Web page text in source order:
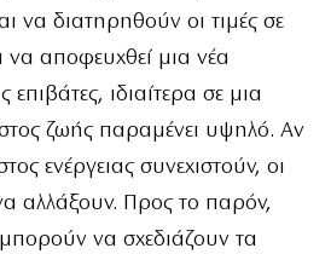
να διατηρηθούν οι τιμές σε
να αποφευχθεί μια νέα
ιδιαίτερα σε μια
ζωής παραμένει υψηλό. Αν
ενέργειας συνεχιστούν, οι
αλλάξουν. Προς το παρόν,
να σχεδιάζουν τα